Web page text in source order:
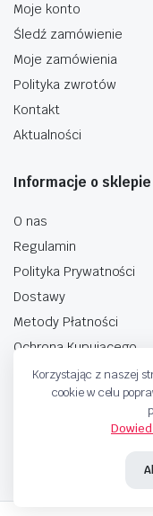
Moje konto
Śledź zamówienie
Moje zamówienia
Polityka zwrotów
Kontakt
Aktualności
Informacje o sklepie
O nas
Regulamin
Polityka Prywatności
Dostawy
Metody Płatności
Ochrona Kupującego
Korzystając z naszej
cookie w celu